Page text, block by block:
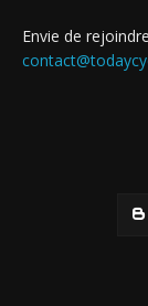
Envie de